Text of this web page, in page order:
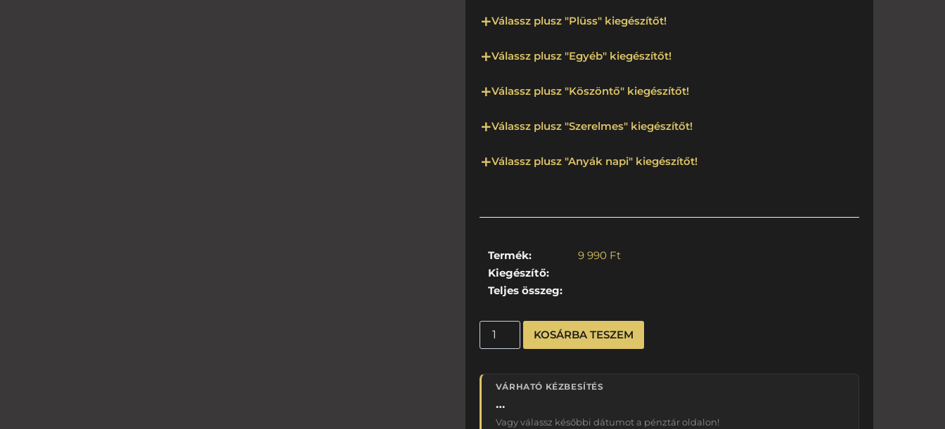
Válassz plusz "Plüss" kiegészítőt!
Válassz plusz "Egyéb" kiegészítőt!
Válassz plusz "Köszöntő" kiegészítőt!
Válassz plusz "Szerelmes" kiegészítőt!
Válassz plusz "Anyák napi" kiegészítőt!
Termék: 9 990 Ft
Kiegészítő:
Teljes összeg:
KOSÁRBA TESZEM
VÁRHATÓ KÉZBESÍTÉS
…
Vagy válassz későbbi dátumot a pénztár oldalon!